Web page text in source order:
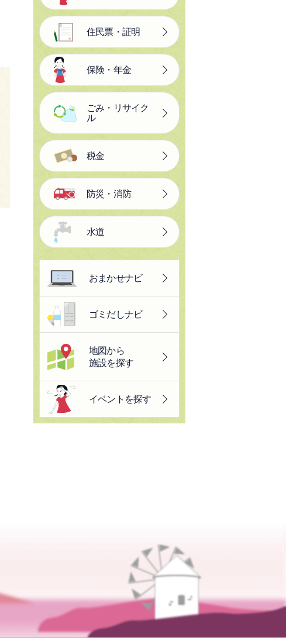
住民票・証明
保険・年金
ごみ・リサイク
ル
税金
防災・消防
水道
おまかせナビ
ゴミだしナビ
地図から
施設を探す
イベントを探す